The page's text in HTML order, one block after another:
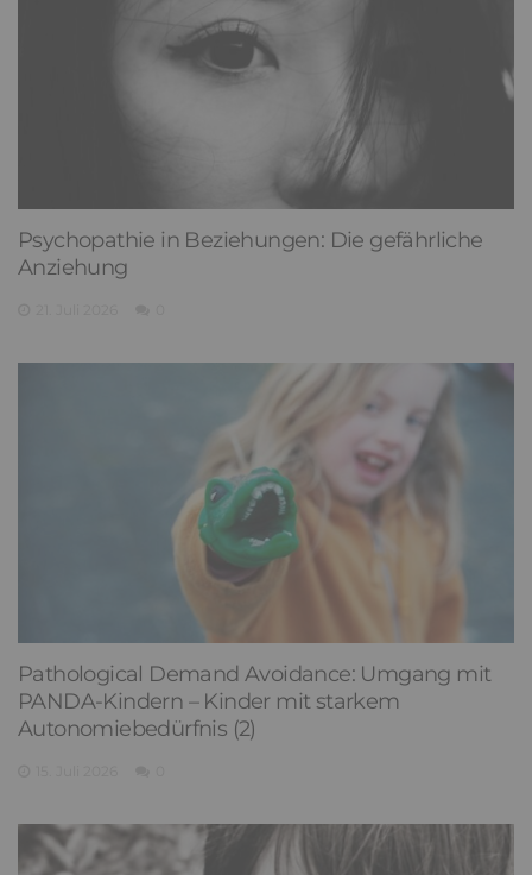
Psychopathie in Beziehungen: Die gefährliche
Anziehung
Pathological Demand Avoidance: Umgang mit
PANDA-Kindern – Kinder mit starkem
Autonomiebedürfnis (2)